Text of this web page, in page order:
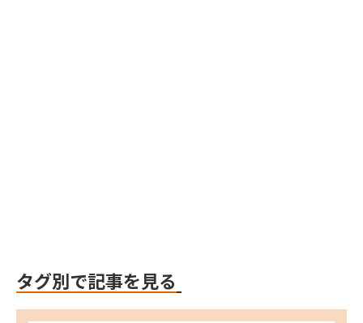
タグ別で記事を見る